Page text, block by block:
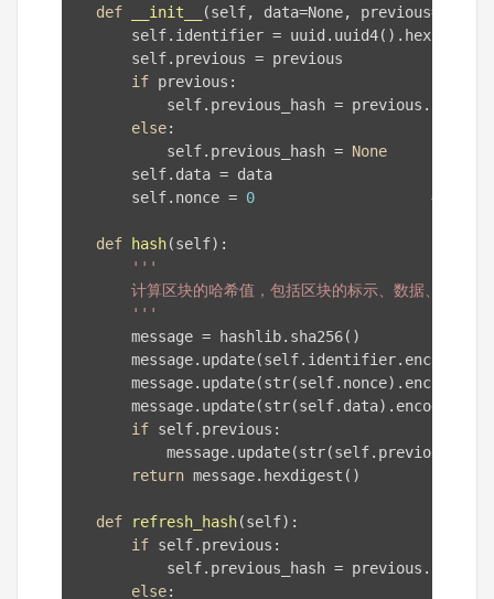
def
__init__ (self, data=None, previous=None)
self.identifier = uuid.uuid4().hex
self.previous = previous
if previous:
self.previous_hash = previous.hash()
else:
self.previous_hash = None
self.data = data
self.nonce = 0 #
def hash(self) :
'''
计算区块的哈希值，包括区块的标示、数据、前一区
'''
message = hashlib.sha256()
message.update(self.identifier.encode(
message.update(str(self.nonce).encode(
message.update(str(self.data).encode(
if self.previous:
return message.hexdigest()
def refresh_hash(self) :
if self.previous:
self.previous_hash = previous.hash()
else: